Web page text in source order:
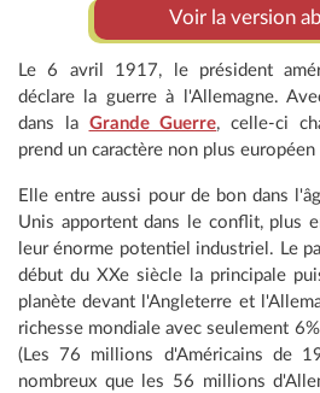
Voir la version
Le 6 avril 1917, le président
déclare la guerre à l'Allemagne.
dans la Grande Guerre, celle-ci
prend un caractère non plus
Elle entre aussi pour de bon dans
Unis apportent dans le conflit, plus
leur énorme potentiel industriel. Le
début du XXe siècle la principale
planète devant l'Angleterre et
richesse mondiale avec seulement
(Les 76 millions d'Américains de
nombreux que les 56 millions